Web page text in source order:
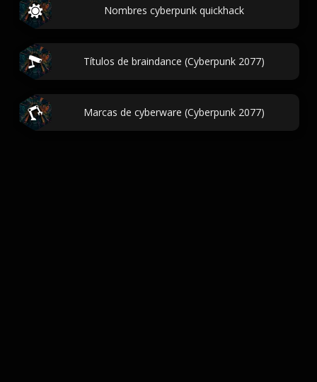
Nombres cyberpunk quickhack
Títulos de braindance (Cyberpunk 2077)
Marcas de cyberware (Cyberpunk 2077)